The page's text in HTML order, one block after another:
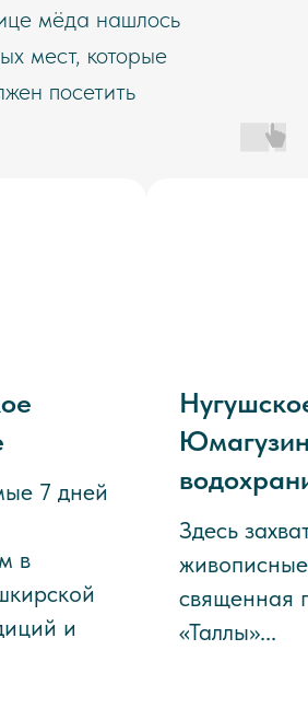
мёда нашлось
мест, которые
посетить
7 дней
в
и
Здесь
священная
«Таллы»...